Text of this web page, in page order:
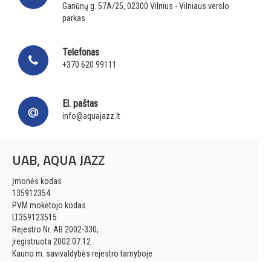
Gariūnų g. 57A/25, 02300 Vilnius - Vilniaus verslo
parkas
Telefonas
+370 620 99111
El. paštas
info@aquajazz.lt
UAB, AQUA JAZZ
Įmonės kodas
135912354
PVM mokėtojo kodas
LT359123515
Rejestro Nr. AB 2002-330,
įregistruota 2002.07.12
Kauno m. savivaldybės rejestro tarnyboje